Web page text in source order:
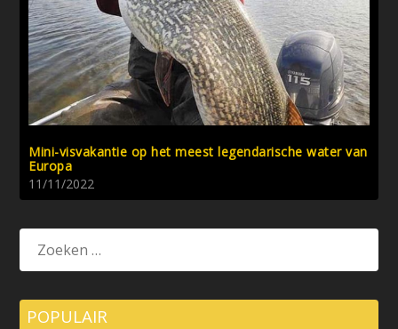
Mini-visvakantie op het meest legendarische water van
Europa
11/11/2022
POPULAIR